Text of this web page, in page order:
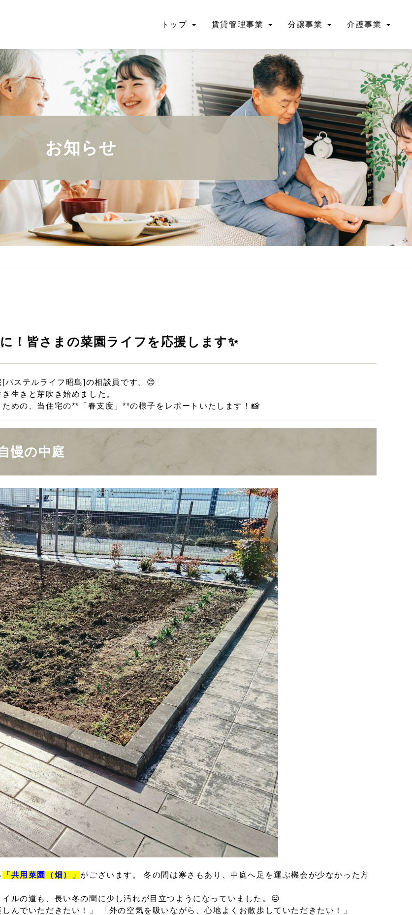
トップ 賃貸管理事業 分譲事業 介護事業
お知らせ
！皆さまの菜園ライフを応援します✨
パステルライフ昭島]の相談員です。😊
生きと芽吹き始めました。
めの、当住宅の**「春支度」**の様子をレポートいたします！📸
慢の中庭
「共用菜園（畑）」 がございます。 冬の間は寒さもあり、中庭へ足を運ぶ機会が少なかった方
ルの道も、長い冬の間に少し汚れが目立つようになっていました。😔
んでいただきたい！」 「外の空気を吸いながら、心地よくお散歩していただきたい！」